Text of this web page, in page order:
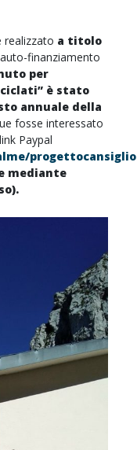
realizzato a titolo
finanziamento
per
è stato
annuale della
fosse interessato
Paypal
progettocansiglio
mediante